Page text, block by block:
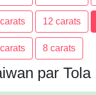
12 carats
8 carats
par Tola